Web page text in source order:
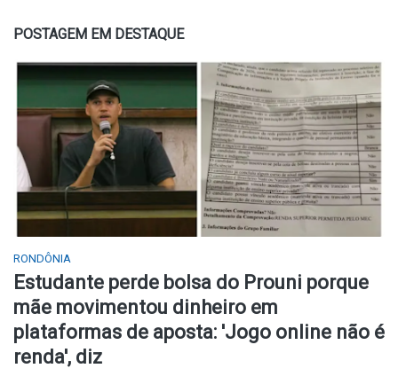
POSTAGEM EM DESTAQUE
RONDÔNIA
Estudante perde bolsa do Prouni porque
mãe movimentou dinheiro em
plataformas de aposta: 'Jogo online não é
renda', diz